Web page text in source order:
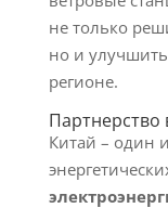
не только
но и
регионе.
Партнерство
Китай – один